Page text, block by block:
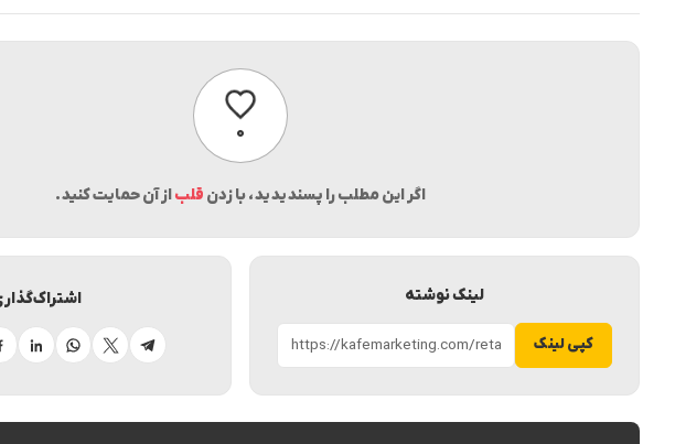
۰پسندیدن
اگر این مطلب را پسندیدید، با زدن قلباز آن حمایت کنید.
لینک نوشته
کپی لینک
تلگرامایکسواتساپ